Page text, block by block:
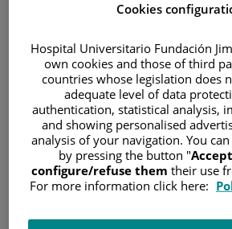
Home/ PATIENT AREA
UNDERSTANDING CANCER
PATIENT INFORMATION
/FUNCTIONAL AREAS
/HEMATOLOGIC
MIELOMA MÚLTIPLE
/PRUEBAS DIAGNOSTICAS
Cookies
Hospital Universitario Fundación
own cookies and those of third
countries whose legislation does
adequate level of data
authentication, statistical analysis,
and showing personalised
analysis of your navigation. You
by pressing the button "
configure/refuse them their use
For more information click here: